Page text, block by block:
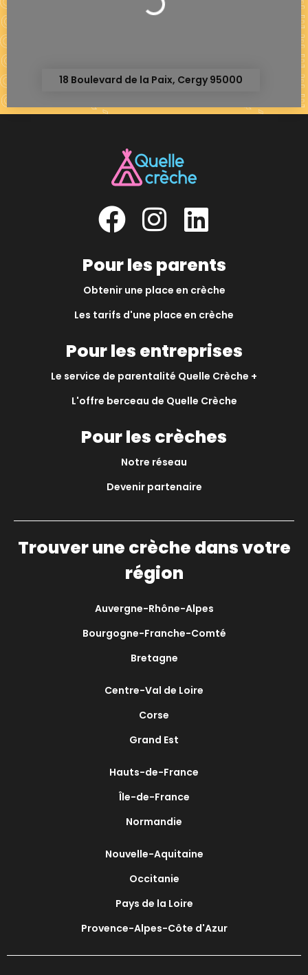
18 Boulevard de la Paix, Cergy 95000
Pour les parents
Obtenir une place en crèche
Les tarifs d'une place en crèche
Pour les entreprises
Le service de parentalité Quelle Crèche +
L'offre berceau de Quelle Crèche
Pour les crèches
Notre réseau
Devenir partenaire
Trouver une crèche dans votre
région
Auvergne-Rhône-Alpes
Bourgogne-Franche-Comté
Bretagne
Centre-Val de Loire
Corse
Grand Est
Hauts-de-France
Île-de-France
Normandie
Nouvelle-Aquitaine
Occitanie
Pays de la Loire
Provence-Alpes-Côte d'Azur